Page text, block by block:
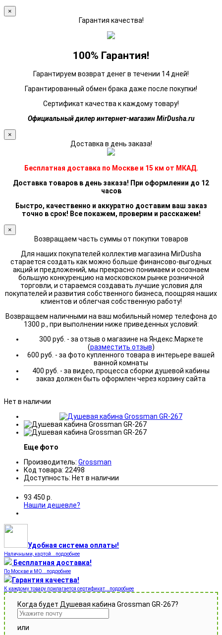
×
Гарантия качества!
100% Гарантия!
Гарантируем возврат денег в течении 14 дней!
Гарантированный обмен брака даже после покупки!
Сертификат качества к каждому товару!
Официальный дилер интернет-магазин MirDusha.ru
×
Доставка в день заказа!
Бесплатная доставка по Москве и 15 км от МКАД.
Доставка товаров в день заказа! При оформлении до 12
часов
Быстро, качественно и аккуратно доставим ваш заказ
точно в срок! Все покажем, проверим и расскажем!
×
Возвращаем часть суммы от покупки товаров
Для наших покупателей коллектив магазина MirDusha
старается создать как можно больше финансово-выгодных
акций и предложений, мы прекрасно понимаем и осознаем
большую конкуренцию на московском рынке розничной
торговли, и стараемся создавать лучшие условия для
покупателей и развития собственного бизнеса, поощряя наших
клиентов и облегчая собственную работу!
Возвращаем наличными на ваш мобильный номер телефона до
1300 р., при выполнении ниже приведенных условий:
300 руб. - за отзыв о магазине на Яндекс.Маркете
(разместить отзыв)
600 руб. - за фото купленного товара в интерьере вашей
ванной комнаты
400 руб. - за видео, процесса сборки душевой кабины
заказ должен быть оформлен через корзину сайта
Нет в наличии
Еще фото
Производитель: Grossman
Код товара: 22498
Доступность: Нет в наличии
93 450 р.
Нашли дешевле?
Удобная система оплаты!
Наличными, картой...подробнее
Бесплатная доставка!
По Москве и МО...подробнее
Гарантия качества!
К каждому товару прилагается сертификат...подробнее
Когда будет Душевая кабина Grossman GR-267?
или